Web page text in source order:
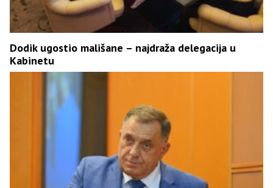
Dodik ugostio mališane – najdraža delegacija u
Kabinetu